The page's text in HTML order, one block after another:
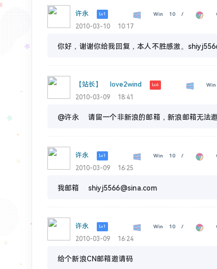
许永 Lv.1 Win 10 /
2010-03-10 10:17
你好，谢谢你给我回复，本人不胜感激。
【站长】 love2wind Lv.6
2010-03-09 18:41
@许永 请留一个非新浪的邮箱，新浪邮箱无法邀
许永 Lv.1 Win 10 /
2010-03-09 16:25
我邮箱 shiyj5566@sina.com
许永 Lv.1 Win 10 /
2010-03-09 16:24
给个新浪CN邮箱邀请码